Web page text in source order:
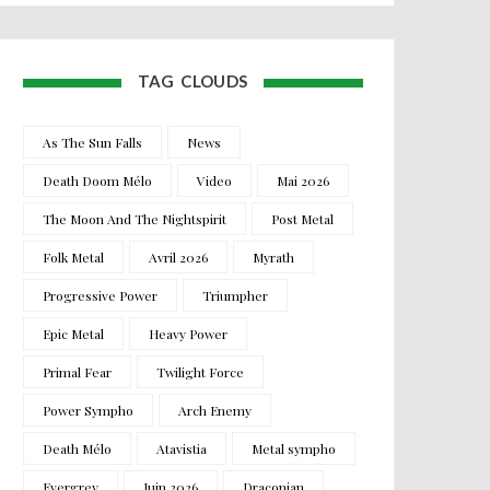
TAG CLOUDS
As The Sun Falls News
Death Doom Mélo Video Mai 2026
The Moon And The Nightspirit Post Metal
Folk Metal Avril 2026 Myrath
Progressive Power Triumpher
Epic Metal Heavy Power
Primal Fear Twilight Force
Power Sympho Arch Enemy
Death Mélo Atavistia Metal sympho